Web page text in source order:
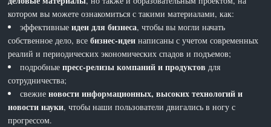
котором вы можете ознакомиться с такими материалами, как:
эффективныеидеи для бизнеса, чтобы вы могли начать
собственное дело, всебизнес-идеи написаны с учетом современных
реалий и периодических экономических спадов и подъемов;
подробныепресс-релизы компаний и продуктов для
сотрудничества;
свежиеновости информационных, высоких технологий и
новости науки, чтобы наши пользователи двигались в ногу с
прогрессом.